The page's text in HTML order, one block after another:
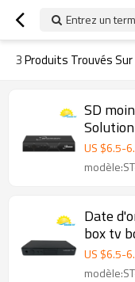
Entrez un
3Produits Trouvés Sur
SD
US $6.5-
Date
box tv
US $6.5-